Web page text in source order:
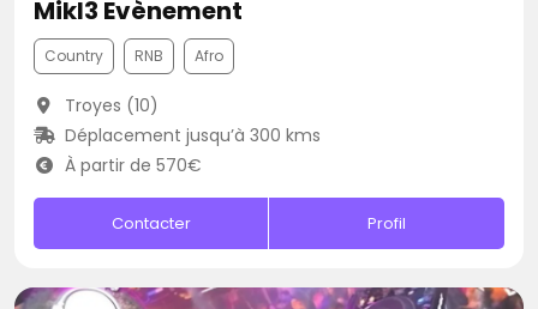
Mikl3 Evènement
Country RNB Afro
Troyes (10)
Déplacement jusqu’à 300 kms
À partir de 570€
Contacter Profil